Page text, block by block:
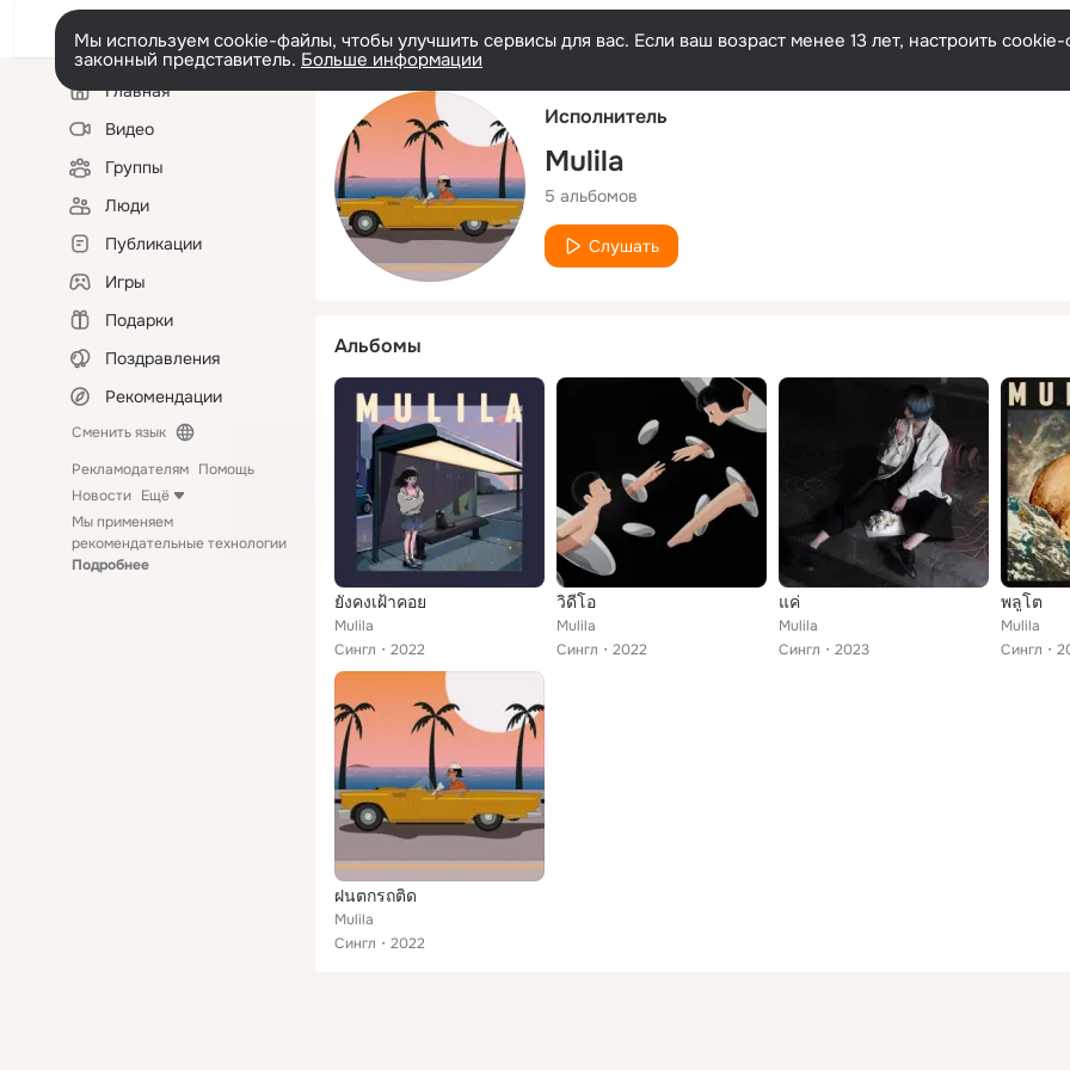
Мы используем cookie-файлы, чтобы улучшить сервисы для вас. Если ваш возраст менее 13 лет, настроить
законный представитель. Больше информации
Левая
колонкаГлавная
Видео
Группы
Люди
Публикации
Игры
Подарки
Поздравления
Рекомендации
Сменить язык
Рекламодателям Помощь
Новости Ещё
Мы применяем
рекомендательные технологии
Подробнее
Исполнитель
Mulila
5 альбомов
Слушать
Альбомы
ยังคงเฝ้าคอย
Mulila
Сингл
2022
วิดีโอ
Mulila
Сингл
2022
แค่
Mulila
Сингл
2023
พลูโต
Mulila
Сингл
ฝนตกรถติด
Mulila
Сингл
2022